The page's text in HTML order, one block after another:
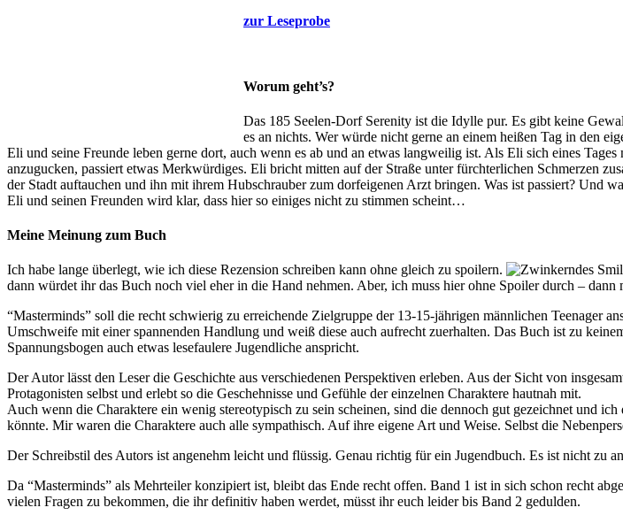
zur Leseprobe
Worum geht’s?
Das 185 Seelen-Dorf Serenity ist die Idylle pur. Es gibt keine
es an nichts. Wer würde nicht gerne an einem heißen Tag in den
Eli und seine Freunde leben gerne dort, auch wenn es ab und an etwas langweilig ist. Als Eli sich eines
anzugucken, passiert etwas Merkwürdiges. Eli bricht mitten auf der Straße unter fürchterlichen Schmerzen
der Stadt auftauchen und ihn mit ihrem Hubschrauber zum dorfeigenen Arzt bringen. Was ist passiert? Und
Eli und seinen Freunden wird klar, dass hier so einiges nicht zu stimmen scheint…
Meine Meinung zum Buch
Ich habe lange überlegt, wie ich diese Rezension schreiben kann ohne gleich zu spoilern.
dann würdet ihr das Buch noch viel eher in die Hand nehmen. Aber, ich muss hier ohne Spoiler durch – dann
“Masterminds” soll die recht schwierig zu erreichende Zielgruppe der 13-15-jährigen männlichen Teenager
Umschweife mit einer spannenden Handlung und weiß diese auch aufrecht zuerhalten. Das Buch ist zu
Spannungsbogen auch etwas lesefaulere Jugendliche anspricht.
Der Autor lässt den Leser die Geschichte aus verschiedenen Perspektiven erleben. Aus der Sicht von
Protagonisten selbst und erlebt so die Geschehnisse und Gefühle der einzelnen Charaktere hautnah mit.
Auch wenn die Charaktere ein wenig stereotypisch zu sein scheinen, sind die dennoch gut gezeichnet und
könnte. Mir waren die Charaktere auch alle sympathisch. Auf ihre eigene Art und Weise. Selbst die
Der Schreibstil des Autors ist angenehm leicht und flüssig. Genau richtig für ein Jugendbuch. Es ist nicht zu
Da “Masterminds” als Mehrteiler konzipiert ist, bleibt das Ende recht offen. Band 1 ist in sich schon recht
vielen Fragen zu bekommen, die ihr definitiv haben werdet, müsst ihr euch leider bis Band 2 gedulden.